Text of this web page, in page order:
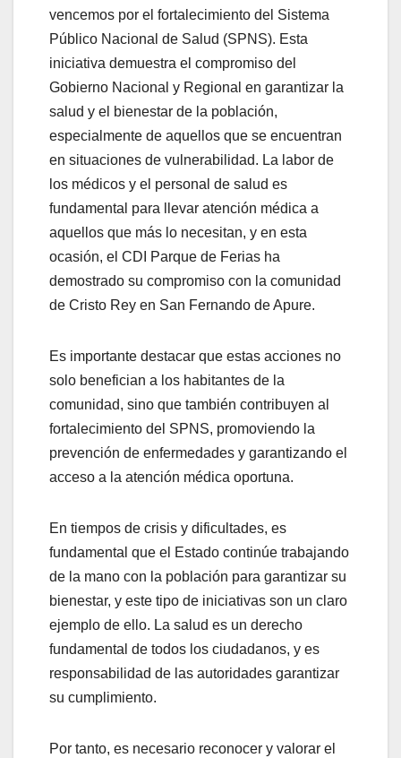
vencemos por el fortalecimiento del Sistema
Público Nacional de Salud (SPNS). Esta
iniciativa demuestra el compromiso del
Gobierno Nacional y Regional en garantizar la
salud y el bienestar de la población,
especialmente de aquellos que se encuentran
en situaciones de vulnerabilidad. La labor de
los médicos y el personal de salud es
fundamental para llevar atención médica a
aquellos que más lo necesitan, y en esta
ocasión, el CDI Parque de Ferias ha
demostrado su compromiso con la comunidad
de Cristo Rey en San Fernando de Apure.
Es importante destacar que estas acciones no
solo benefician a los habitantes de la
comunidad, sino que también contribuyen al
fortalecimiento del SPNS, promoviendo la
prevención de enfermedades y garantizando el
acceso a la atención médica oportuna.
En tiempos de crisis y dificultades, es
fundamental que el Estado continúe trabajando
de la mano con la población para garantizar su
bienestar, y este tipo de iniciativas son un claro
ejemplo de ello. La salud es un derecho
fundamental de todos los ciudadanos, y es
responsabilidad de las autoridades garantizar
su cumplimiento.
Por tanto, es necesario reconocer y valorar el